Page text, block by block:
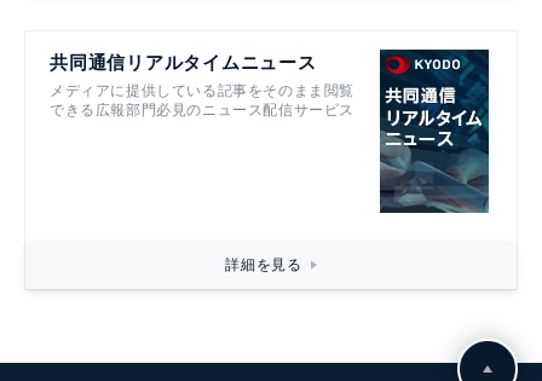
共同通信リアルタイムニュース
メディアに提供している記事をそのまま閲覧
できる広報部門必見のニュース配信サービス
詳細を見る